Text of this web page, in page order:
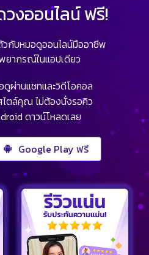
งออนไลน์ ฟรี!
กับหมอดูออนไลน์มืออาชีพ
ยากรณ์ในแอปเดียว
ผ่านแชทและวิดีโอคอล
ตล์คุณ ไม่ต้องนั่งรอคิว
ดาวน์โหลดเลย
Google Play ฟรี